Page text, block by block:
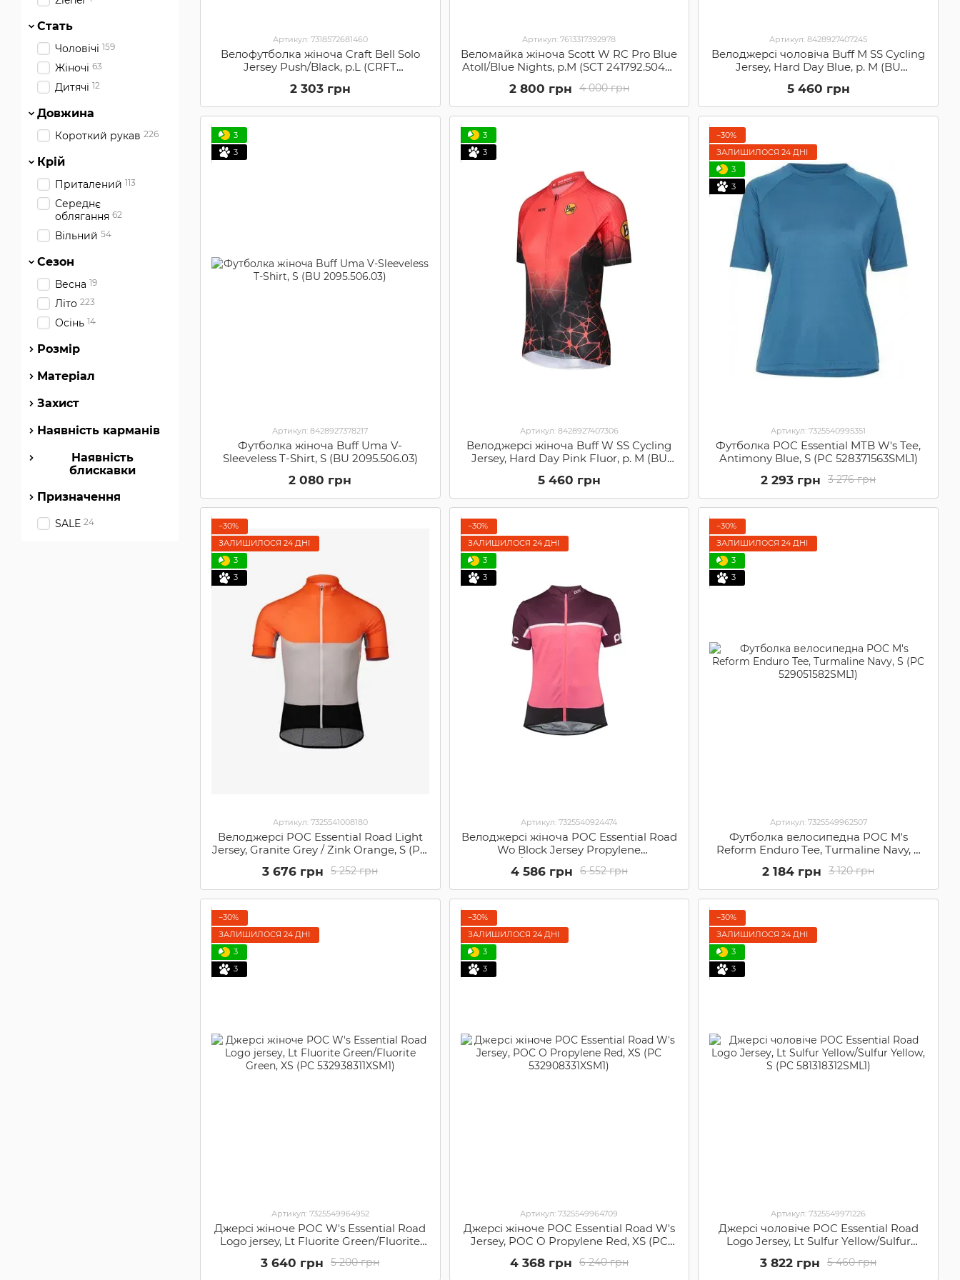
Артикул: 7318572681460
Велофутболка жіноча Craft Bell Solo
Jersey Push/Black, p.L (CRFT
2 303 грн
Артикул: 7613317392978
Веломайка жіноча Scott W RC Pro Blue
Atoll/Blue Nights, р.M (SCT 241792.5046-
4 000 грн
2 800 грн
Артикул: 8428927407245
Велоджерсі чоловіча Buff M SS Cycling
Jersey, Hard Day Blue, р. M (BU
5 460 грн
3
3
Артикул: 8428927378217
Футболка жіноча Buff Uma V-
Sleeveless T-Shirt, S (BU 2095.506.03)
2 080 грн
3
3
Артикул: 8428927407306
Велоджерсі жіноча Buff W SS Cycling
Jersey, Hard Day Pink Fluor, р. M (BU
5 460 грн
−30%
ЗАЛИШИЛОСЯ 24 ДНІ
3
3
Артикул: 7325540995351
Футболка POC Essential MTB W's Tee,
Antimony Blue, S (PC 528371563SML1)
3 276 грн
2 293 грн
−30%
ЗАЛИШИЛОСЯ 24 ДНІ
3
3
Артикул: 7325541008180
Велоджерсі POC Essential Road Light
Jersey, Granite Grey / Zink Orange, S (PC
5 252 грн
3 676 грн
−30%
ЗАЛИШИЛОСЯ 24 ДНІ
3
3
Артикул: 7325540924474
Велоджерсі жіноча POC Essential Road
Wo Block Jersey Propylene
Red/Flerovium Pink, M (PC
SS18581518198MED1)
6 552 грн
4 586 грн
−30%
ЗАЛИШИЛОСЯ 24 ДНІ
3
3
Артикул: 7325549962507
Футболка велосипедна POC M's
Reform Enduro Tee, Turmaline Navy, S
3 120 грн
2 184 грн
−30%
ЗАЛИШИЛОСЯ 24 ДНІ
3
3
Артикул: 7325549964952
Джерсі жіноче POC W's Essential Road
Logo jersey, Lt Fluorite Green/Fluorite
5 200 грн
3 640 грн
−30%
ЗАЛИШИЛОСЯ 24 ДНІ
3
3
Артикул: 7325549964709
Джерсі жіноче POC Essential Road W's
Jersey, POC O Propylene Red, XS (PC
6 240 грн
4 368 грн
−30%
ЗАЛИШИЛОСЯ 24 ДНІ
3
3
Артикул: 7325549971226
Джерсі чоловіче POC Essential Road
Logo Jersey, Lt Sulfur Yellow/Sulfur
5 460 грн
3 822 грн
Стать
Чоловічі 159
Жіночі 63
Дитячі 12
Довжина
Короткий рукав 226
Крій
Приталений 113
Середнє
облягання 62
Вільний 54
Сезон
Весна 19
Літо 223
Осінь 14
Розмір
Матеріал
Захист
Наявність карманів
Наявність
блискавки
Призначення
SALE 24